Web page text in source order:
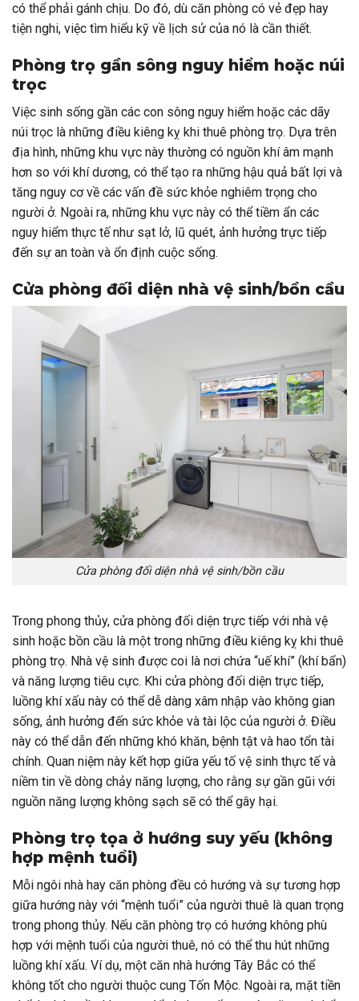
có thể phải gánh chịu. Do đó, dù căn phòng có vẻ đẹp hay
tiện nghi, việc tìm hiểu kỹ về lịch sử của nó là cần thiết.
Phòng trọ gần sông nguy hiểm hoặc núi
trọc
Việc sinh sống gần các con sông nguy hiểm hoặc các dãy
núi trọc là những điều kiêng kỵ khi thuê phòng trọ. Dựa trên
địa hình, những khu vực này thường có nguồn khí âm mạnh
hơn so với khí dương, có thể tạo ra những hậu quả bất lợi và
tăng nguy cơ về các vấn đề sức khỏe nghiêm trọng cho
người ở. Ngoài ra, những khu vực này có thể tiềm ẩn các
nguy hiểm thực tế như sạt lở, lũ quét, ảnh hưởng trực tiếp
đến sự an toàn và ổn định cuộc sống.
Cửa phòng đối diện nhà vệ sinh/bồn cầu
Cửa phòng đối diện nhà vệ sinh/bồn cầu
Trong phong thủy, cửa phòng đối diện trực tiếp với nhà vệ
sinh hoặc bồn cầu là một trong những điều kiêng kỵ khi thuê
phòng trọ. Nhà vệ sinh được coi là nơi chứa “uế khí” (khí bẩn)
và năng lượng tiêu cực. Khi cửa phòng đối diện trực tiếp,
luồng khí xấu này có thể dễ dàng xâm nhập vào không gian
sống, ảnh hưởng đến sức khỏe và tài lộc của người ở. Điều
này có thể dẫn đến những khó khăn, bệnh tật và hao tổn tài
chính. Quan niệm này kết hợp giữa yếu tố vệ sinh thực tế và
niềm tin về dòng chảy năng lượng, cho rằng sự gần gũi với
nguồn năng lượng không sạch sẽ có thể gây hại.
Phòng trọ tọa ở hướng suy yếu (không
hợp mệnh tuổi)
Mỗi ngôi nhà hay căn phòng đều có hướng và sự tương hợp
giữa hướng này với “mệnh tuổi” của người thuê là quan trọng
trong phong thủy. Nếu căn phòng trọ có hướng không phù
hợp với mệnh tuổi của người thuê, nó có thể thu hút những
luồng khí xấu. Ví dụ, một căn nhà hướng Tây Bắc có thể
không tốt cho người thuộc cung Tốn Mộc. Ngoài ra, mặt tiền